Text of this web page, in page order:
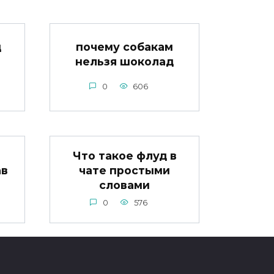
почему собакам
нельзя шоколад
0 606
Что такое флуд в
чате простыми
словами
0 576